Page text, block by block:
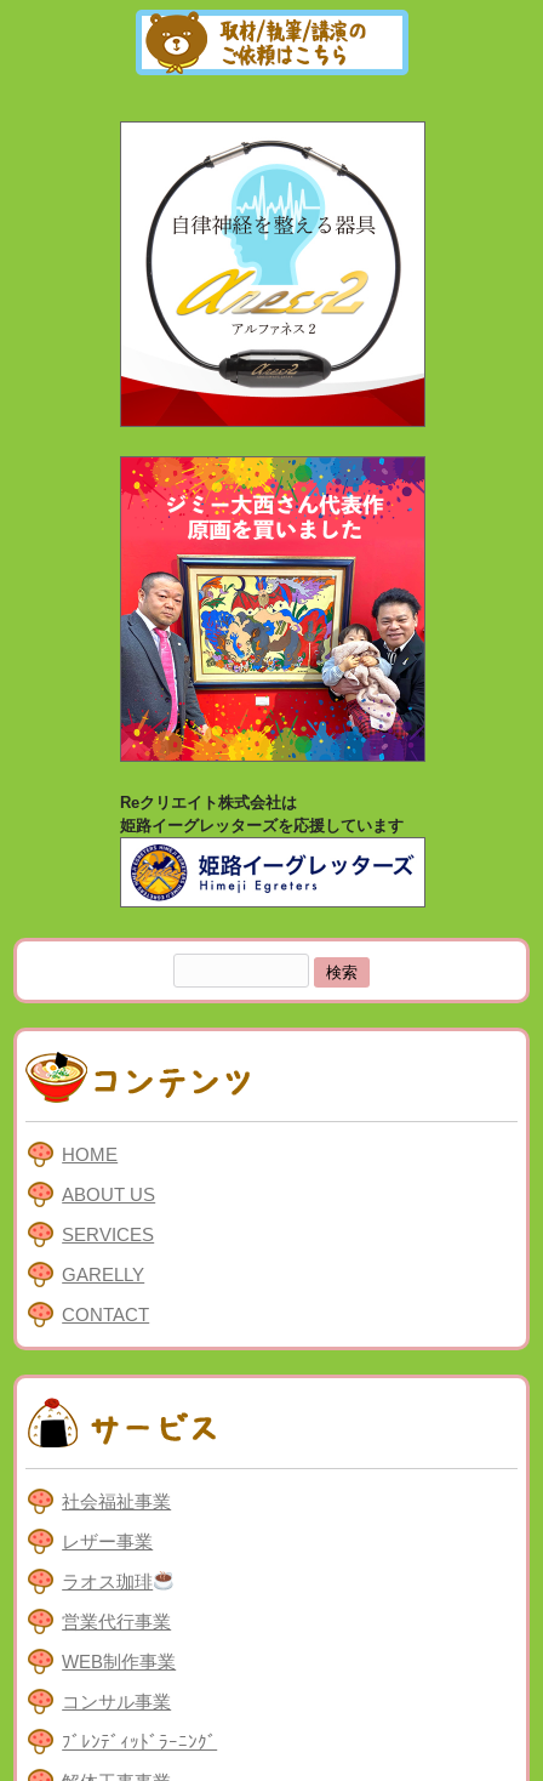
Reクリエイト株式会社は
姫路イーグレッターズを応援しています
索:
HOME
ABOUT US
SERVICES
GARELLY
CONTACT
社会福祉事業
レザー事業
ラオス珈琲
営業代行事業
WEB制作事業
コンサル事業
ﾌﾞﾚﾝﾃﾞｨｯﾄﾞﾗｰﾆﾝｸﾞ